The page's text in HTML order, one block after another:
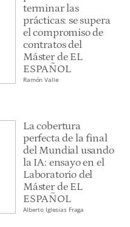
terminar las
prácticas: se supera
el compromiso de
contratos del
Máster de EL
ESPAÑOL
Ramón Valle
La cobertura
perfecta de la final
del Mundial usando
la IA: ensayo en el
Laboratorio del
Máster de EL
ESPAÑOL
Alberto Iglesias Fraga